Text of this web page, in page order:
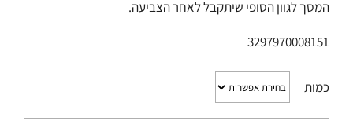
המסך לגוון הסופי שיתקבל לאחר הצביעה.
3297970008151
כמות